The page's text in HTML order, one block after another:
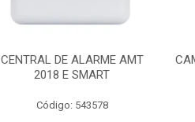
CENTRAL DE ALARME AMT
2018 E SMART
Código: 543578